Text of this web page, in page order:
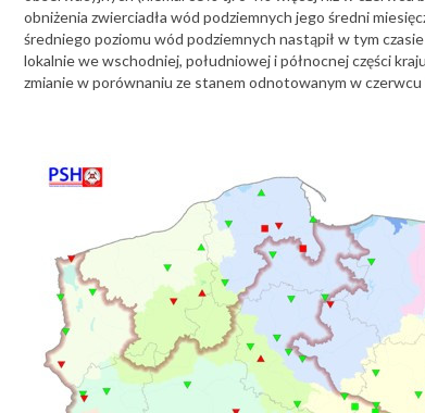
obniżenia zwierciadła wód podziemnych jego średni
średniego poziomu wód podziemnych nastąpił w tym
lokalnie we wschodniej, południowej i północnej części
zmianie w porównaniu ze stanem odnotowanym w czerwcu